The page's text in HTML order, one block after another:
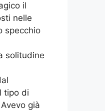
il
nelle
specchio
solitudine
tipo di
già